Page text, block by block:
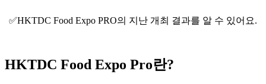
✅HKTDC Food Expo PRO의 지난 개최 결과를 알 수 있어요.
HKTDC Food Expo Pro란?